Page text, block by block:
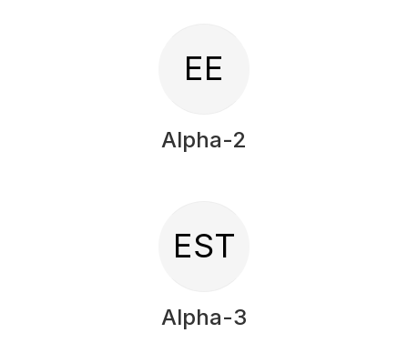
EE
Alpha-2
EST
Alpha-3